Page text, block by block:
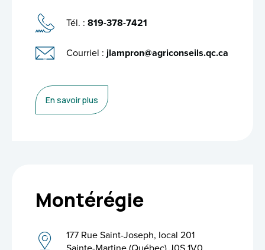
Tél. : 819-378-7421
Courriel : jlampron@agriconseils.qc.ca
En savoir plus
Montérégie
177 Rue Saint-Joseph, local 201